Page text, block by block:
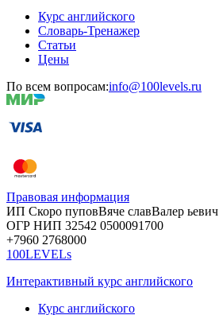
Курс английского
Словарь-Тренажер
Статьи
Цены
По всем вопросам:info@100levels.ru
Правовая информация
ИП Скоро пуповВяче славВалер ьевич
ОГР НИП 32542 0500091700
+7960 2768000
100LEVELs
Интерактивный курс английского
Курс английского